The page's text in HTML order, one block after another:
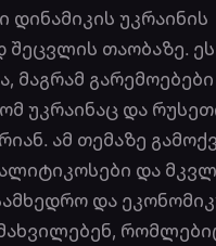
დინამიკის უკრაინის
თაობაზე. ეს
მაგრამ გარემოებები
უკრაინაც და
ამ თემაზე
და
და